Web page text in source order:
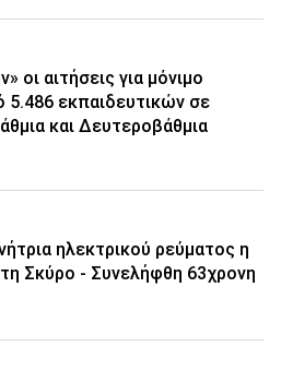
οι αιτήσεις για μόνιμο
5.486 εκπαιδευτικών σε
και Δευτεροβάθμια
ηλεκτρικού ρεύματος η
Σκύρο - Συνελήφθη 63χρονη